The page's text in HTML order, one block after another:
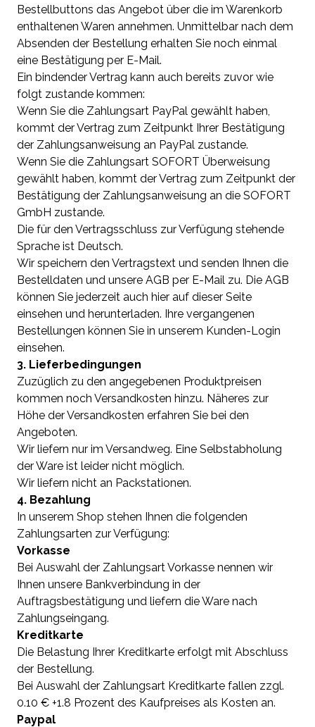
Bestellbuttons das Angebot über die im Warenkorb
enthaltenen Waren annehmen. Unmittelbar nach dem
Absenden der Bestellung erhalten Sie noch einmal
eine Bestätigung per E-Mail.
Ein bindender Vertrag kann auch bereits zuvor wie
folgt zustande kommen:
Wenn Sie die Zahlungsart PayPal gewählt haben,
kommt der Vertrag zum Zeitpunkt Ihrer Bestätigung
der Zahlungsanweisung an PayPal zustande.
Wenn Sie die Zahlungsart SOFORT Überweisung
gewählt haben, kommt der Vertrag zum Zeitpunkt der
Bestätigung der Zahlungsanweisung an die SOFORT
GmbH zustande.
Die für den Vertragsschluss zur Verfügung stehende
Sprache ist Deutsch.
Wir speichern den Vertragstext und senden Ihnen die
Bestelldaten und unsere AGB per E-Mail zu. Die AGB
können Sie jederzeit auch hier auf dieser Seite
einsehen und herunterladen. Ihre vergangenen
Bestellungen können Sie in unserem Kunden-Login
einsehen.
3. Lieferbedingungen
Zuzüglich zu den angegebenen Produktpreisen
kommen noch Versandkosten hinzu. Näheres zur
Höhe der Versandkosten erfahren Sie bei den
Angeboten.
Wir liefern nur im Versandweg. Eine Selbstabholung
der Ware ist leider nicht möglich.
Wir liefern nicht an Packstationen.
4. Bezahlung
In unserem Shop stehen Ihnen die folgenden
Zahlungsarten zur Verfügung:
Vorkasse
Bei Auswahl der Zahlungsart Vorkasse nennen wir
Ihnen unsere Bankverbindung in der
Auftragsbestätigung und liefern die Ware nach
Zahlungseingang.
Kreditkarte
Die Belastung Ihrer Kreditkarte erfolgt mit Abschluss
der Bestellung.
Bei Auswahl der Zahlungsart Kreditkarte fallen zzgl.
0.10 € +1.8 Prozent des Kaufpreises als Kosten an.
Paypal